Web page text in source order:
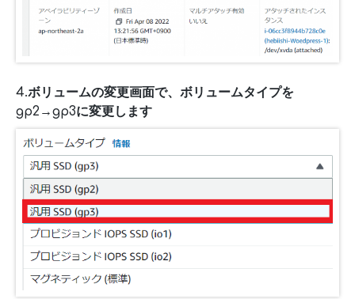
4.ボリュームの変更画面で、ボリュームタイプを
gp2→gp3に変更します